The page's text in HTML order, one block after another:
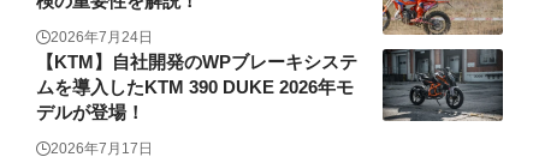
2026年7月24日
【KTM】自社開発のWPブレーキシステ
ムを導入したKTM 390 DUKE 2026年モ
デルが登場！
2026年7月17日